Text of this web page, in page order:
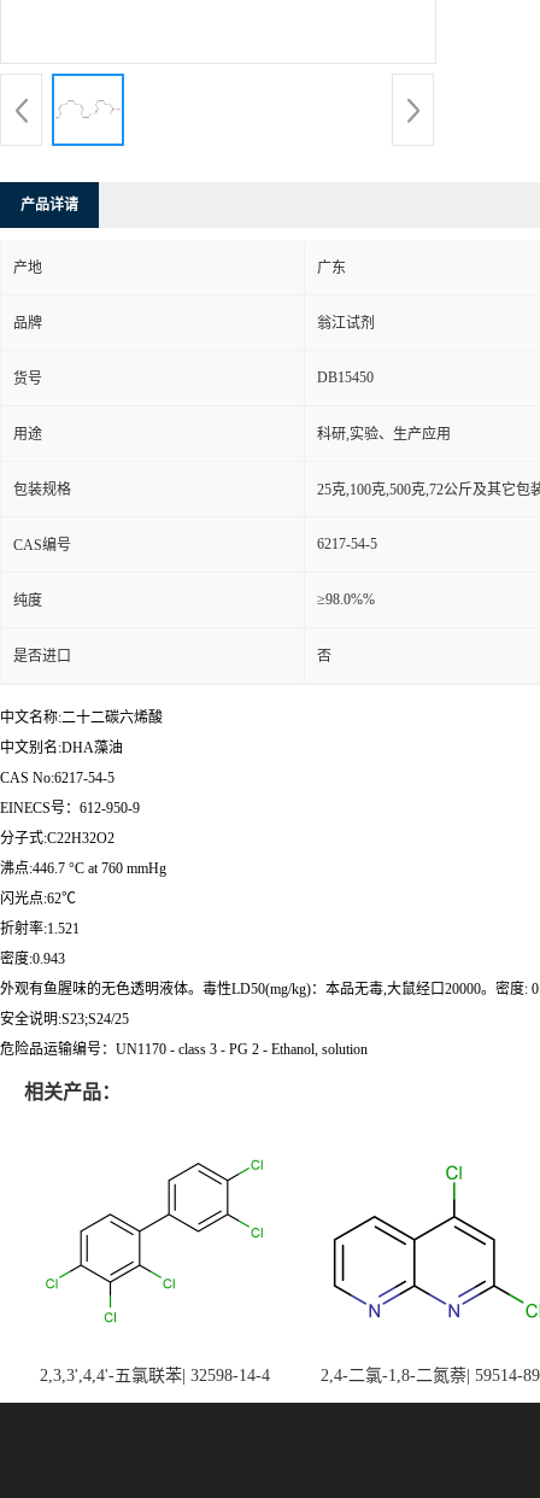
产品详请
产地 广东
品牌 翁江试剂
货号 DB15450
用途 科研,实验、生产应用
包装规格 25克,100克,500克,72公斤及其它包
CAS编号 6217-54-5
纯度 ≥98.0%%
是否进口 否
中文名称:二十二碳六烯酸
中文别名:DHA藻油
CAS No:6217-54-5
EINECS号：612-950-9
分子式:C22H32O2
沸点:446.7 °C at 760 mmHg
闪光点:62℃
折射率:1.521
密度:0.943
外观有鱼腥味的无色透明液体。毒性LD50(mg/kg)：本品无毒,大鼠经口20000。密度:
安全说明:S23;S24/25
危险品运输编号：UN1170 - class 3 - PG 2 - Ethanol, solution
相关产品：
2,3,3',4,4'-五氯联苯| 32598-14-4 2,4-二氯-1,8-二氮萘| 59514-